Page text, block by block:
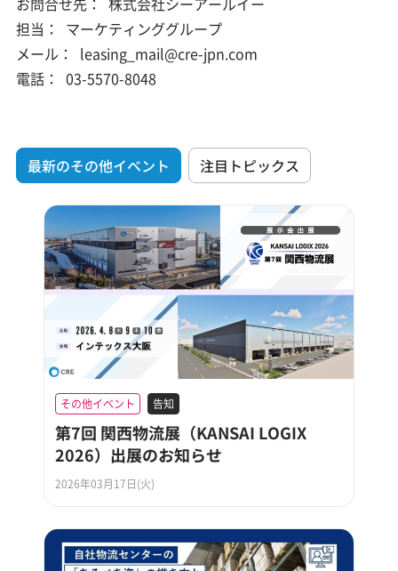
担当：
マーケティンググループ
メール：
leasing_mail@cre-jpn.com
電話：
03-5570-8048
最新のその他イベント 注目トピックス
その他イベント 告知
第7回 関西物流展（KANSAI LOGIX
2026）出展のお知らせ
2026年03月17日(火)